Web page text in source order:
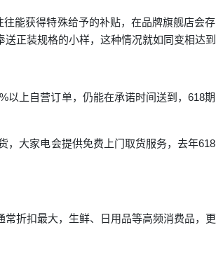
能获得特殊给予的补贴，在品牌旗舰店会
正装规格的小样，这种情况就如同变相达到
以上自营订单，仍能在承诺时间送到，618
大家电会提供免费上门取货服务，去年
折扣最大，生鲜、日用品等高频消费品，